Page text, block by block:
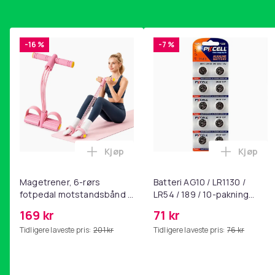
-16 %
Magetrener, 6-rørs
fotpedal motstandsbånd -
yoga og
hjemmegymnastikk Pink
169 kr
Tidligere laveste pris: 201 kr
Legg Magetrener, 6-rørs fotpedal
Kjøp
-7 %
Batteri AG10 / LR1130 /
LR54 / 189 / 10-pakning
71 kr
Tidligere laveste pris: 76 kr
Legg
Kjøp